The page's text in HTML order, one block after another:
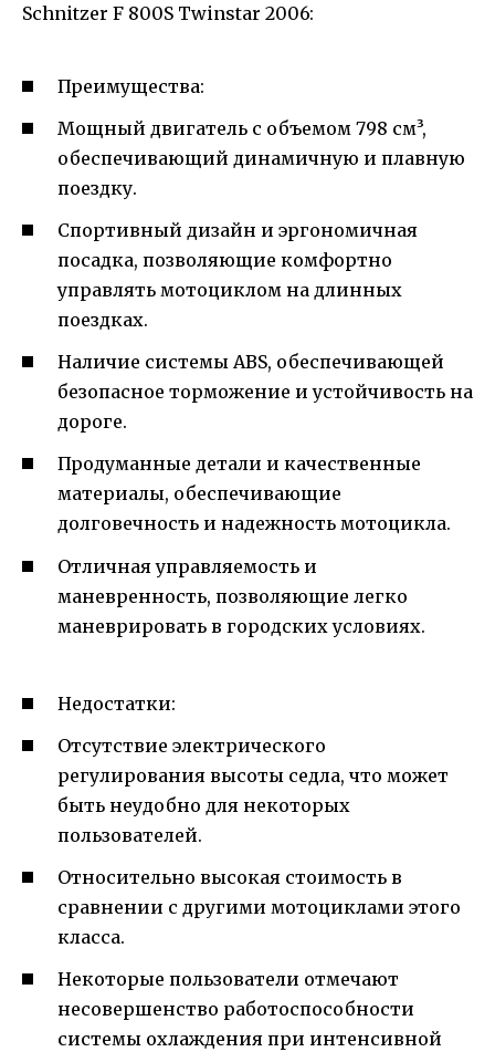
Преимущества:
Мощный двигатель с объемом 798 см³,
обеспечивающий динамичную и плавную
поездку.
Спортивный дизайн и эргономичная
посадка, позволяющие комфортно
управлять мотоциклом на длинных
поездках.
Наличие системы ABS, обеспечивающей
безопасное торможение и устойчивость на
дороге.
Продуманные детали и качественные
материалы, обеспечивающие
долговечность и надежность мотоцикла.
Отличная управляемость и
маневренность, позволяющие легко
маневрировать в городских условиях.
Недостатки:
Отсутствие электрического
регулирования высоты седла, что может
быть неудобно для некоторых
пользователей.
Относительно высокая стоимость в
сравнении с другими мотоциклами этого
класса.
Некоторые пользователи отмечают
несовершенство работоспособности
системы охлаждения при интенсивной